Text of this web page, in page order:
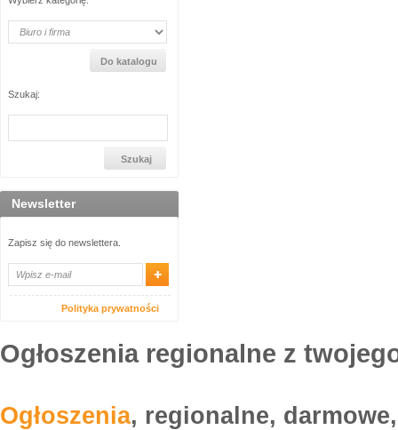
Szukaj:
Newsletter
Zapisz się do newslettera.
Polityka prywatności
Ogłoszenia regionalne z
Ogłoszenia, regionalne,